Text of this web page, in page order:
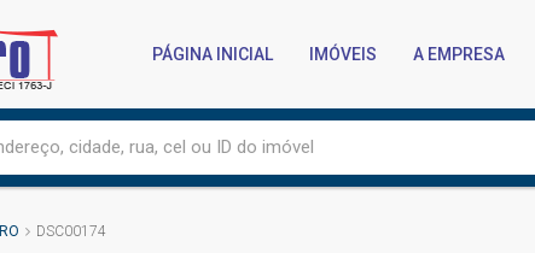
PÁGINA INICIAL IMÓVEIS A EMPRESA
DSC00174